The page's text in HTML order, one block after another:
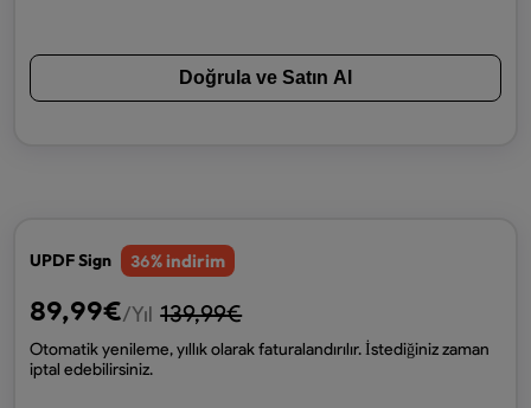
Doğrula ve Satın Al
UPDF Sign 36% indirim
89,99€/Yıl 139,99€
Otomatik yenileme, yıllık olarak faturalandırılır. İstediğiniz zaman
iptal edebilirsiniz.